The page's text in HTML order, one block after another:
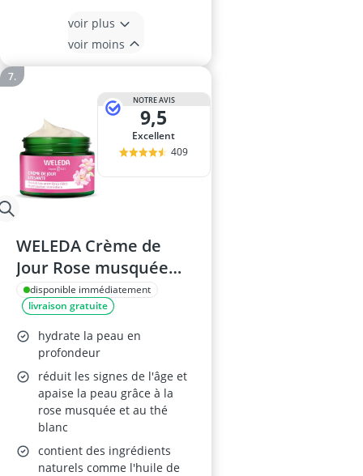
voir plus
voir moins
NOTRE AVIS
9,5
Excellent
409
WELEDA Crème de
Jour Rose musquée
40ml
disponible immédiatement
livraison gratuite
hydrate la peau en
profondeur
réduit les signes de l'âge et
apaise la peau grâce à la
rose musquée et au thé
blanc
contient des ingrédients
naturels comme l'huile de